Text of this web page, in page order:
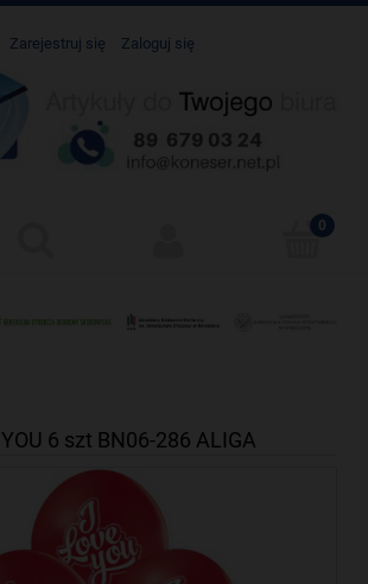
Zarejestruj się Zaloguj się
6 szt BN06-286 ALIGA